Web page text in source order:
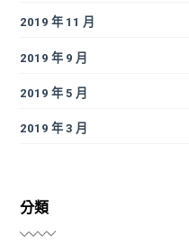
2019 年 11 月
2019 年 9 月
2019 年 5 月
2019 年 3 月
分類